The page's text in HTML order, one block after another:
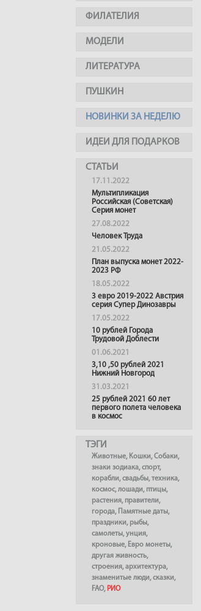
ФИЛАТЕЛИЯ
МОДЕЛИ
ЛИТЕРАТУРА
ПУШКИН
НОВИНКИ ЗА НЕДЕЛЮ
ИДЕИ ДЛЯ ПОДАРКОВ
СТАТЬИ
17.11.2022
Мультипликация
Российская (Советская)
Серия монет
27.08.2022
Человек Труда
21.05.2022
План выпуска монет 2022-
2023 РФ
18.05.2022
3 евро 2019-2022 Австрия
серия Супер Динозавры
17.05.2022
10 рублей Города
Трудовой Доблести
01.06.2021
3,10 ,50 рублей 2021
Нижний Новгород
31.03.2021
25 рублей 2021 60 лет
первого полета человека
в космос
ТЭГИ
Животные, Кошки,Собаки,
знаки зодиака,спорт,
корабли,свадьбы,техника,
космос,лошади, птицы,
растения, правители,
города, Памятные даты,
праздники, рыбы,
самолеты,унция,
кроновые, Евро монеты,
другая живность,
строения,архитектура,
знаменитые люди,сказки,
FAO, РИО